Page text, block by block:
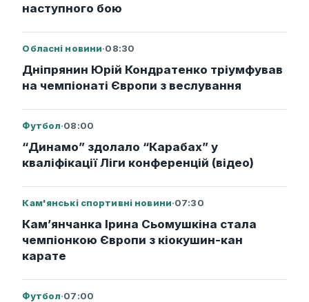
наступного бою
Обласні новини·08:30
Дніпрянин Юрій Кондратенко тріумфував
на чемпіонаті Європи з веслування
Футбол·08:00
“Динамо” здолало “Карабах” у
кваліфікації Ліги конференцій (відео)
Кам'янські спортивні новини·07:30
Кам’янчанка Ірина Сьомушкіна стала
чемпіонкою Європи з кіокушин-кан
карате
Футбол·07:00